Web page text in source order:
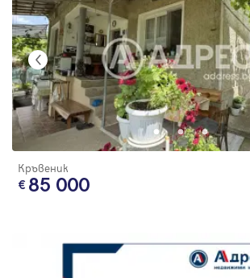
Кръвеник
85 000